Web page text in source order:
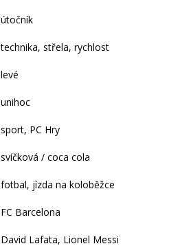
útočník
technika, střela, rychlost
levé
unihoc
sport, PC Hry
svíčková / coca cola
fotbal, jízda na koloběžce
FC Barcelona
David Lafata, Lionel Messi